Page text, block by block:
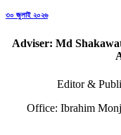
Posted
৩০ জুলাই ২০২৬
Adviser: Md
Editor &
Office: Ibrahim